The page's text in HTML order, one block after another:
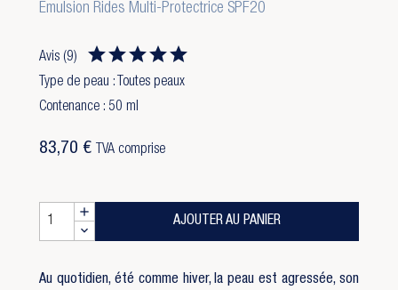
Émulsion Rides Multi-Protectrice SPF20
Avis (9)
Type de peau : Toutes peaux
Contenance : 50 ml
83,70 € TVA comprise
AJOUTER AU PANIER
Au quotidien, été comme hiver, la peau est agressée, son